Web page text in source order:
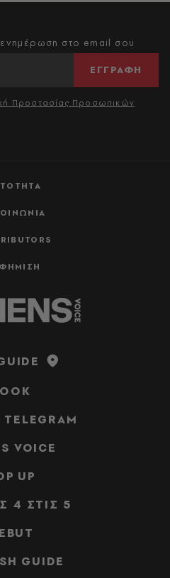
ενημέρωση στο email σου
ΕΓΓΡΑΦΗ
Προστασίας Προσωπικών
VOICE
UP
4 ΣΤΙΣ 5
GUIDE